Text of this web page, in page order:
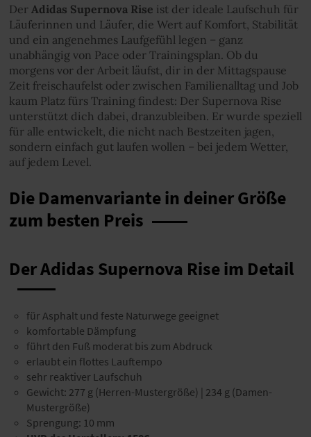
Der Adidas Supernova Rise ist der ideale Laufschuh für
Läuferinnen und Läufer, die Wert auf Komfort, Stabilität
und ein angenehmes Laufgefühl legen – ganz
unabhängig von Pace oder Trainingsplan. Ob du
morgens vor der Arbeit läufst, dir in der Mittagspause
Zeit freischaufelst oder zwischen Familienalltag und Job
kaum Platz fürs Training findest: Der Supernova Rise
unterstützt dich dabei, dranzubleiben. Er wurde speziell
für alle entwickelt, die nicht nach Bestzeiten jagen,
sondern einfach gut laufen wollen – bei jedem Wetter,
auf jedem Level.
Die Damenvariante in deiner Größe
zum besten Preis
Der Adidas Supernova Rise im Detail
für Asphalt und feste Naturwege geeignet
komfortable Dämpfung
führt den Fuß moderat bis zum Abdruck
erlaubt ein flottes Lauftempo
sehr reaktiver Laufschuh
Gewicht: 277 g (Herren-Mustergröße) | 234 g (Damen-
Mustergröße)
Sprengung: 10 mm